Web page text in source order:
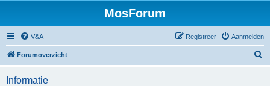
MosForum
V&A Aanmelden
Registreer
Forumoverzicht
Informatie